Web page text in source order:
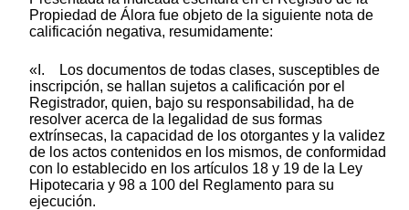
Propiedad de Álora fue objeto de la siguiente nota de
calificación negativa, resumidamente:
«I. Los documentos de todas clases, susceptibles de
inscripción, se hallan sujetos a calificación por el
Registrador, quien, bajo su responsabilidad, ha de
resolver acerca de la legalidad de sus formas
extrínsecas, la capacidad de los otorgantes y la validez
de los actos contenidos en los mismos, de conformidad
con lo establecido en los artículos 18 y 19 de la Ley
Hipotecaria y 98 a 100 del Reglamento para su
ejecución.